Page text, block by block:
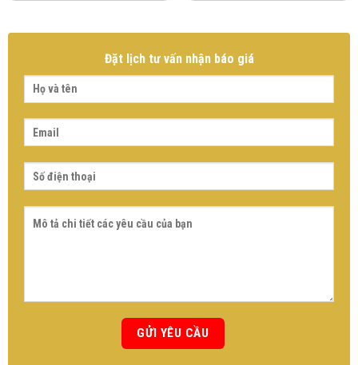
Đặt lịch tư vấn nhận báo giá